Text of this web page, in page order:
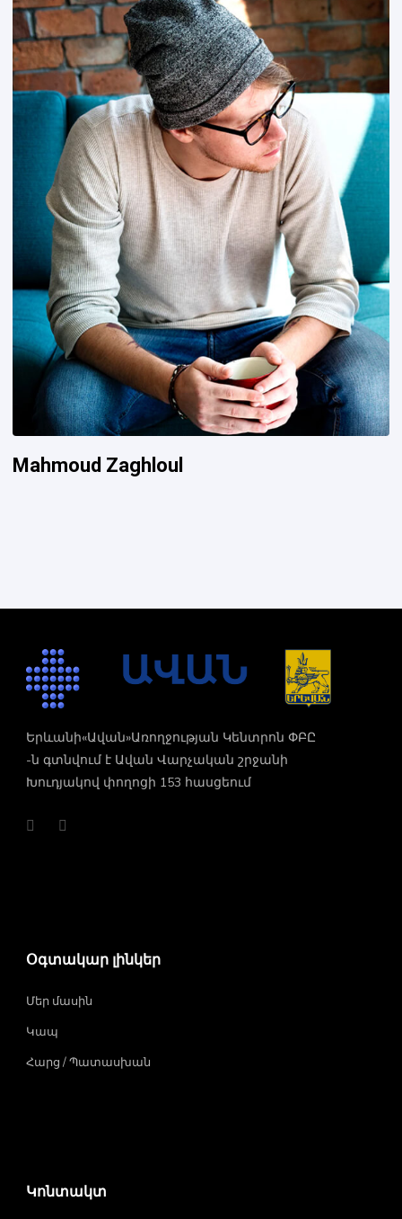
CEO Founder
Mahmoud Zaghloul
Երևանի«Ավան»Առողջության Կենտրոն ՓԲԸ
-ն գտնվում է Ավան Վարչական շրջանի
Խուդյակով փողոցի 153 հասցեում
Օգտակար լինկեր
Մեր մասին
Կապ
Հարց / Պատասխան
Կոնտակտ